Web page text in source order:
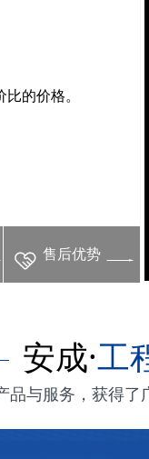
的价格。
售后优势
安成·工
品与服务，获得了